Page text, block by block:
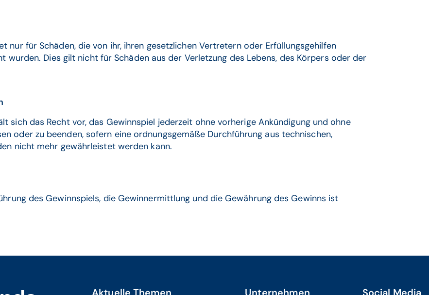
nur für Schäden, die von ihr, ihren gesetzlichen Vertretern oder Erfüllungsgehilfen
Dies gilt nicht für Schäden aus der Verletzung des Lebens, des Körpers oder der
sich das Recht vor, das Gewinnspiel jederzeit ohne vorherige Ankündigung und ohne
oder zu beenden, sofern eine ordnungsgemäße Durchführung aus technischen,
nicht mehr gewährleistet werden kann.
des Gewinnspiels, die Gewinnermittlung und die Gewährung des Gewinns ist